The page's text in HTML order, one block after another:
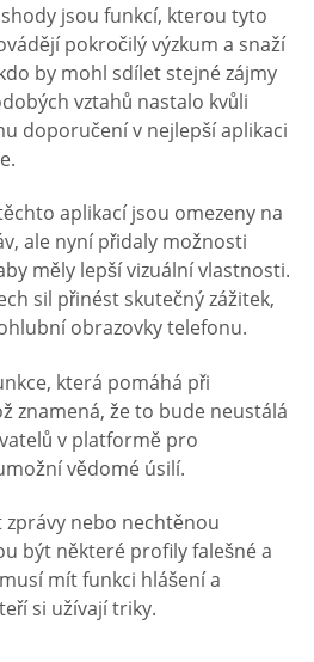
jsou funkcí, kterou tyto
pokročilý výzkum a snaží
by mohl sdílet stejné zájmy
vztahů nastalo kvůli
doporučení v nejlepší aplikaci
aplikací jsou omezeny na
ale nyní přidaly možnosti
měly lepší vizuální vlastnosti.
sil přinést skutečný zážitek,
obrazovky telefonu.
která pomáhá při
znamená, že to bude neustálá
v platformě pro
vědomé úsilí.
nebo nechtěnou
být některé profily falešné a
mít funkci hlášení a
si užívají triky.